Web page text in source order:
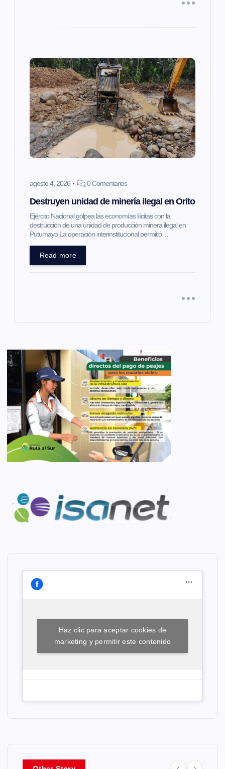
agosto 4, 2026 0 Comentarios
Destruyen unidad de minería ilegal en Orito
Ejército Nacional golpea las economías ilícitas con la
destrucción de una unidad de producción minera ilegal en
Putumayo La operación interinstitucional permitió…
Read more
Haz clic para aceptar cookies de
marketing y permitir este contenido